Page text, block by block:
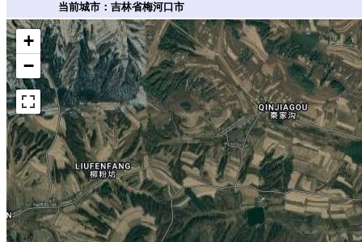
当前城市：吉林省梅河口市
+
−